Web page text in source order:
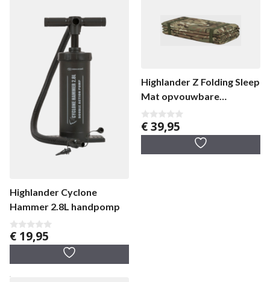
Highlander Cyclone
Hammer 2.8L handpomp
0
v
€ 19,95
Highlander Z Folding Sleep
Mat opvouwbare
slaapmat
0
v
5
€39,95